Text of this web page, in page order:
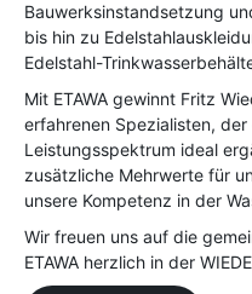
Bauwerksinstandsetzung
bis hin zu
Edelstahl-
Mit ETAWA gewinnt Fritz
erfahrenen Spezialisten,
Leistungsspektrum ideal
zusätzliche Mehrwerte für
unsere Kompetenz in der
Wir freuen uns auf die
ETAWA herzlich in der